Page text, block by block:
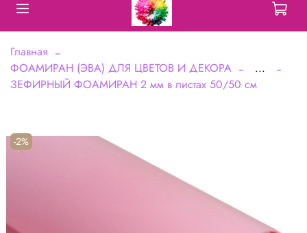
Главная
ФОАМИРАН (ЭВА) ДЛЯ ЦВЕТОВ И ДЕКОРА
...
ЗЕФИРНЫЙ ФОАМИРАН 2 мм в листах 50/50 см
-2%